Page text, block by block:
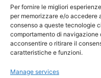
Per fornire le migliori
per memorizzare e/o accedere
consenso a queste tecnologie
comportamento di navigazione
acconsentire o ritirare il
caratteristiche e funzioni.
Manage services
Turismo Padova
Qui sommes-nous ?
Information et accueil des
Cookie Policy (UE)